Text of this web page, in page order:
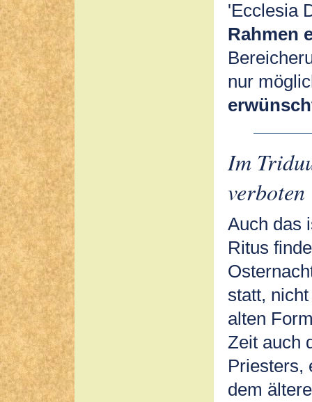
'Ecclesia
Rahmen
nur
Im
verboten
Auch das
Ritus
statt,
alten
Zeit auch
Priesters,
dem